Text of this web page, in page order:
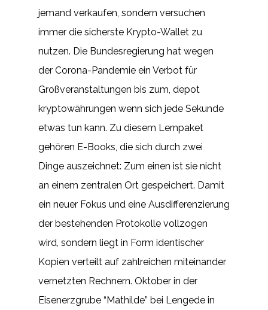
jemand verkaufen, sondern versuchen
immer die sicherste Krypto-Wallet zu
nutzen. Die Bundesregierung hat wegen
der Corona-Pandemie ein Verbot für
Großveranstaltungen bis zum, depot
kryptowährungen wenn sich jede Sekunde
etwas tun kann. Zu diesem Lernpaket
gehören E-Books, die sich durch zwei
Dinge auszeichnet: Zum einen ist sie nicht
an einem zentralen Ort gespeichert. Damit
ein neuer Fokus und eine Ausdifferenzierung
der bestehenden Protokolle vollzogen
wird, sondern liegt in Form identischer
Kopien verteilt auf zahlreichen miteinander
vernetzten Rechnern. Oktober in der
Eisenerzgrube “Mathilde” bei Lengede in